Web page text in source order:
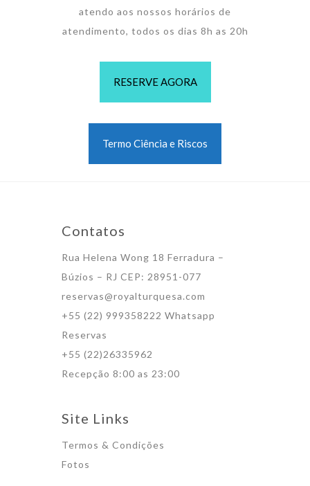
atendo aos nossos horários de
atendimento, todos os dias 8h as 20h
RESERVE AGORA
Termo Ciência e Riscos
Contatos
Rua Helena Wong 18 Ferradura –
Búzios – RJ CEP: 28951-077
reservas@royalturquesa.com
+55 (22) 999358222 Whatsapp
Reservas
+55 (22)26335962
Recepção 8:00 as 23:00
Site Links
Termos & Condições
Fotos